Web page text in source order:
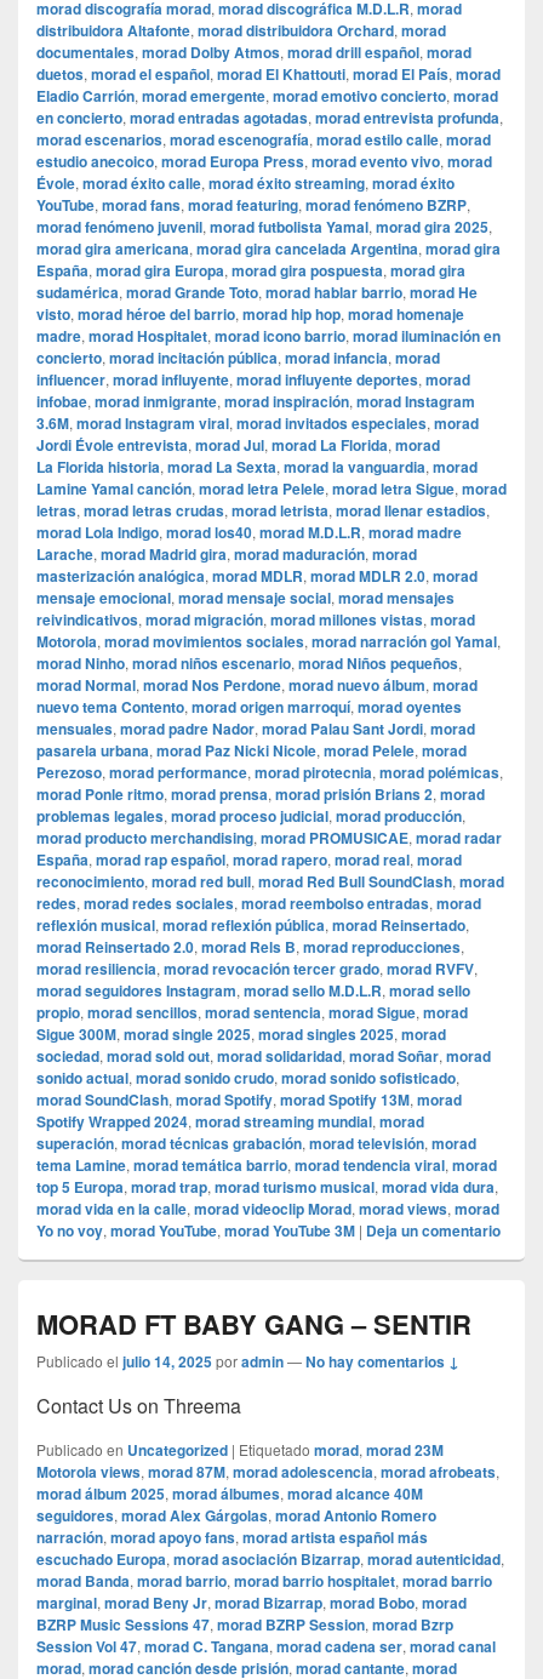
morad discografía morad, morad discográfica M.D.L.R, morad
distribuidora Altafonte, morad distribuidora Orchard, morad
documentales, morad Dolby Atmos, morad drill español, morad
duetos, morad el español, morad El Khattouti, morad El País, morad
Eladio Carrión, morad emergente, morad emotivo concierto, morad
en concierto, morad entradas agotadas, morad entrevista profunda,
morad escenarios, morad escenografía, morad estilo calle, morad
estudio anecoico, morad Europa Press, morad evento vivo, morad
Évole, morad éxito calle, morad éxito streaming, morad éxito
YouTube, morad fans, morad featuring, morad fenómeno BZRP,
morad fenómeno juvenil, morad futbolista Yamal, morad gira 2025,
morad gira americana, morad gira cancelada Argentina, morad gira
España, morad gira Europa, morad gira pospuesta, morad gira
sudamérica, morad Grande Toto, morad hablar barrio, morad He
visto, morad héroe del barrio, morad hip hop, morad homenaje
madre, morad Hospitalet, morad icono barrio, morad iluminación en
concierto, morad incitación pública, morad infancia, morad
influencer, morad influyente, morad influyente deportes, morad
infobae, morad inmigrante, morad inspiración, morad Instagram
3.6M, morad Instagram viral, morad invitados especiales, morad
Jordi Évole entrevista, morad Jul, morad La Florida, morad
La Florida historia, morad La Sexta, morad la vanguardia, morad
Lamine Yamal canción, morad letra Pelele, morad letra Sigue, morad
letras, morad letras crudas, morad letrista, morad llenar estadios,
morad Lola Indigo, morad los40, morad M.D.L.R, morad madre
Larache, morad Madrid gira, morad maduración, morad
masterización analógica, morad MDLR, morad MDLR 2.0, morad
mensaje emocional, morad mensaje social, morad mensajes
reivindicativos, morad migración, morad millones vistas, morad
Motorola, morad movimientos sociales, morad narración gol Yamal,
morad Ninho, morad niños escenario, morad Niños pequeños,
morad Normal, morad Nos Perdone, morad nuevo álbum, morad
nuevo tema Contento, morad origen marroquí, morad oyentes
mensuales, morad padre Nador, morad Palau Sant Jordi, morad
pasarela urbana, morad Paz Nicki Nicole, morad Pelele, morad
Perezoso, morad performance, morad pirotecnia, morad polémicas,
morad Ponle ritmo, morad prensa, morad prisión Brians 2, morad
problemas legales, morad proceso judicial, morad producción,
morad producto merchandising, morad PROMUSICAE, morad radar
España, morad rap español, morad rapero, morad real, morad
reconocimiento, morad red bull, morad Red Bull SoundClash, morad
redes, morad redes sociales, morad reembolso entradas, morad
reflexión musical, morad reflexión pública, morad Reinsertado,
morad Reinsertado 2.0, morad Rels B, morad reproducciones,
morad resiliencia, morad revocación tercer grado, morad RVFV,
morad seguidores Instagram, morad sello M.D.L.R, morad sello
propio, morad sencillos, morad sentencia, morad Sigue, morad
Sigue 300M, morad single 2025, morad singles 2025, morad
sociedad, morad sold out, morad solidaridad, morad Soñar, morad
sonido actual, morad sonido crudo, morad sonido sofisticado,
morad SoundClash, morad Spotify, morad Spotify 13M, morad
Spotify Wrapped 2024, morad streaming mundial, morad
superación, morad técnicas grabación, morad televisión, morad
tema Lamine, morad temática barrio, morad tendencia viral, morad
top 5 Europa, morad trap, morad turismo musical, morad vida dura,
morad vida en la calle, morad videocli‏p Morad, morad views, morad
Yo no voy, morad YouTube, morad YouTube 3M | Deja un comentario
MORAD FT BABY GANG – SENTIR
Publicado el julio 14, 2025poradmin—No hay comentarios ↓
Contact Us on Threema
Publicado en Uncategorized | Etiquetado morad, morad 23M
Motorola views, morad 87M, morad adolescencia, morad afrobeats,
morad álbum 2025, morad álbumes, morad alcance 40M
seguidores, morad Alex Gárgolas, morad Antonio Romero
narración, morad apoyo fans, morad artista español más
escuchado Europa, morad asociación Bizarrap, morad autenticidad,
morad Banda, morad barrio, morad barrio hospitalet, morad barrio
marginal, morad Beny Jr, morad Bizarrap, morad Bobo, morad
BZRP Music Sessions 47, morad BZRP Session, morad Bzrp
Session Vol 47, morad C. Tangana, morad cadena ser, morad canal
morad, morad canción desde prisión, morad cantante, morad